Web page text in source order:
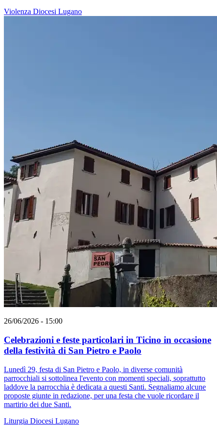
Violenza Diocesi Lugano
26/06/2026 - 15:00
Celebrazioni e feste particolari in Ticino in occasione
della festività di San Pietro e Paolo
Lunedì 29, festa di San Pietro e Paolo, in diverse comunità
parrocchiali si sottolinea l'evento con momenti speciali, soprattutto
laddove la parrocchia è dedicata a questi Santi. Segnaliamo alcune
proposte giunte in redazione, per una festa che vuole ricordare il
martirio dei due Santi.
Liturgia Diocesi Lugano